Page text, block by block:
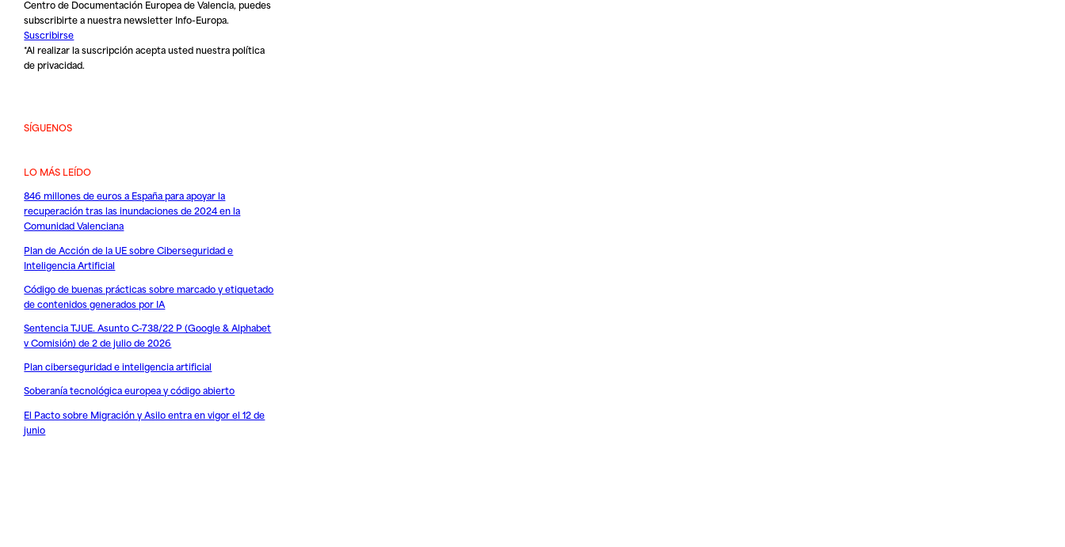
Centro de Documentación Europea de Valencia, puedes
subscribirte a nuestra newsletter Info-Europa.
Suscribirse
*Al realizar la suscripción acepta usted nuestrapolítica
de privacidad.
SÍGUENOS
LO MÁS LEÍDO
846 millones de euros a España para apoyar la
recuperación tras las inundaciones de 2024 en la
Comunidad Valenciana
Plan de Acción de la UE sobre Ciberseguridad e
Inteligencia Artificial
Código de buenas prácticas sobre marcado y etiquetado
de contenidos generados por IA
Sentencia TJUE. Asunto C-738/22 P (Google & Alphabet
v Comisión) de 2 de julio de 2026
Plan ciberseguridad e inteligencia artificial
Soberanía tecnológica europea y código abierto
El Pacto sobre Migración y Asilo entra en vigor el 12 de
junio